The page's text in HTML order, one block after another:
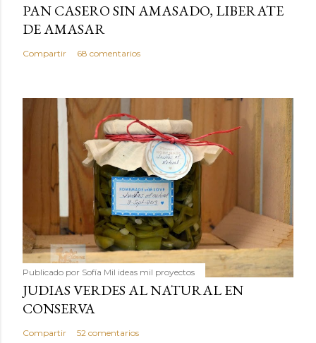
PAN CASERO SIN AMASADO, LIBERATE
DE AMASAR
Compartir 68 comentarios
Publicado por Sofía Mil ideas mil proyectos
JUDIAS VERDES AL NATURAL EN
CONSERVA
Compartir 52 comentarios